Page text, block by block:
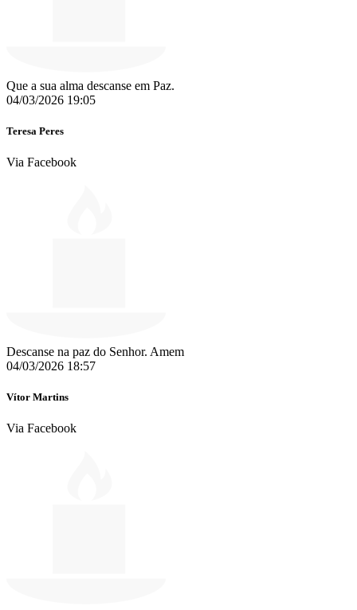
Que a sua alma descanse em Paz.
04/03/2026 19:05
Teresa Peres
Via Facebook
Descanse na paz do Senhor. Amem
04/03/2026 18:57
Vítor Martins
Via Facebook